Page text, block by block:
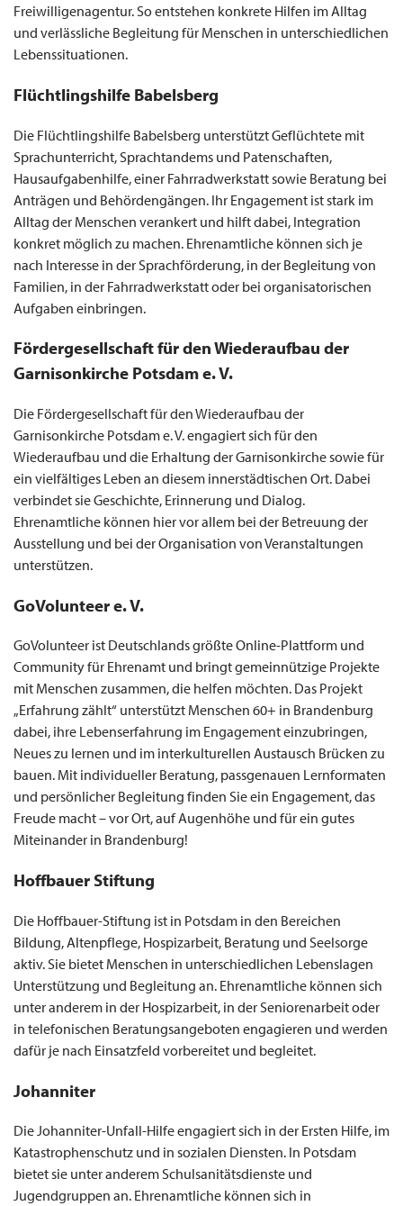
Freiwilligenagentur. So entstehen konkrete Hilfen im Alltag
und verlässliche Begleitung für Menschen in unterschiedlichen
Lebenssituationen.
Flüchtlingshilfe Babelsberg
Die Flüchtlingshilfe Babelsberg unterstützt Geflüchtete mit
Sprachunterricht, Sprachtandems und Patenschaften,
Hausaufgabenhilfe, einer Fahrradwerkstatt sowie Beratung bei
Anträgen und Behördengängen. Ihr Engagement ist stark im
Alltag der Menschen verankert und hilft dabei, Integration
konkret möglich zu machen. Ehrenamtliche können sich je
nach Interesse in der Sprachförderung, in der Begleitung von
Familien, in der Fahrradwerkstatt oder bei organisatorischen
Aufgaben einbringen.
Fördergesellschaft für den Wiederaufbau der
Garnisonkirche Potsdam e. V.
Die Fördergesellschaft für den Wiederaufbau der
Garnisonkirche Potsdam e. V. engagiert sich für den
Wiederaufbau und die Erhaltung der Garnisonkirche sowie für
ein vielfältiges Leben an diesem innerstädtischen Ort. Dabei
verbindet sie Geschichte, Erinnerung und Dialog.
Ehrenamtliche können hier vor allem bei der Betreuung der
Ausstellung und bei der Organisation von Veranstaltungen
unterstützen.
GoVolunteer ​e. V.
GoVolunteer ist Deutschlands größte Online-Plattform und
Community für Ehrenamt und bringt gemeinnützige Projekte
mit Menschen zusammen, die helfen möchten. Das Projekt
„Erfahrung zählt“ unterstützt Menschen 60+ in Brandenburg
dabei, ihre Lebenserfahrung im Engagement einzubringen,
Neues zu lernen und im interkulturellen Austausch Brücken zu
bauen. Mit individueller Beratung, passgenauen Lernformaten
und persönlicher Begleitung finden Sie ein Engagement, das
Freude macht – vor Ort, auf Augenhöhe und für ein gutes
Miteinander in Brandenburg!
Hoffbauer Stiftung
Die Hoffbauer-Stiftung ist in Potsdam in den Bereichen
Bildung, Altenpflege, Hospizarbeit, Beratung und Seelsorge
aktiv. Sie bietet Menschen in unterschiedlichen Lebenslagen
Unterstützung und Begleitung an. Ehrenamtliche können sich
unter anderem in der Hospizarbeit, in der Seniorenarbeit oder
in telefonischen Beratungsangeboten engagieren und werden
dafür je nach Einsatzfeld vorbereitet und begleitet.
Johanniter
Die Johanniter-Unfall-Hilfe engagiert sich in der Ersten Hilfe, im
Katastrophenschutz und in sozialen Diensten. In Potsdam
bietet sie unter anderem Schulsanitätsdienste und
Jugendgruppen an. Ehrenamtliche können sich in